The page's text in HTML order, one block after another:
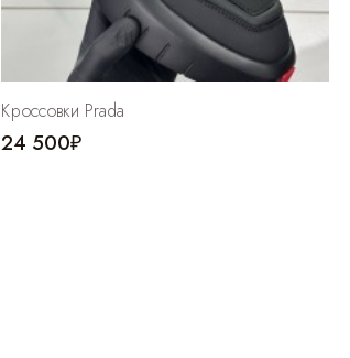
Кроссовки Prada
24 500₽